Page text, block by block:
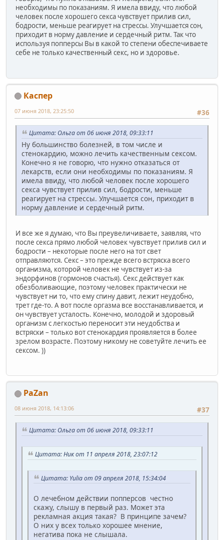
необходимы по показаниям. Я имела ввиду, что любой
человек после хорошего секса чувствует прилив сил,
бодрости, меньше реагирует на стрессы. Улучшается сон,
приходит в норму давление и сердечный ритм. Так что
используя попперсы Вы в какой то степени обеспечиваете
себе не только качественный секс, но и здоровье.
Каспер
#36
07 июня 2018, 23:25:50
Цитата: Ольга от 06 июня 2018, 09:33:11
Ну большинство болезней, в том числе и
стенокардию, можно лечить качественным сексом.
Конечно я не говорю, что нужно отказаться от
лекарств, если они необходимы по показаниям. Я
имела ввиду, что любой человек после хорошего
секса чувствует прилив сил, бодрости, меньше
реагирует на стрессы. Улучшается сон, приходит в
норму давление и сердечный ритм.
И все же я думаю, что Вы преувеличиваете, заявляя, что
после секса прямо любой человек чувствует прилив сил и
бодрости – некоторые после него на тот свет
отправляются. Секс – это прежде всего встряска всего
организма, которой человек не чувствует из-за
эндорфинов (гормонов счастья). Секс действует как
обезболивающие, поэтому человек практически не
чувствует ни то, что ему спину давит, лежит неудобно,
трет где-то. А вот после оргазма все восстанавливается, и
он чувствует усталость. Конечно, молодой и здоровый
организм с легкостью переносит эти неудобства и
встряски – только вот стенокардия проявляется в более
зрелом возрасте. Поэтому никому не советуйте лечить ее
сексом. ))
PaZan
#37
08 июня 2018, 14:13:06
Цитата: Ольга от 06 июня 2018, 09:33:11
Цитата: Ник от 11 апреля 2018, 23:07:12
Цитата: Yulia от 09 апреля 2018, 15:34:04
О лечебном действии попперсов честно
скажу, слышу в первый раз. Может эта
рекламная акция такая? В принципе зачем?
О них у всех только хорошее мнение,
негатива пока не слышала.